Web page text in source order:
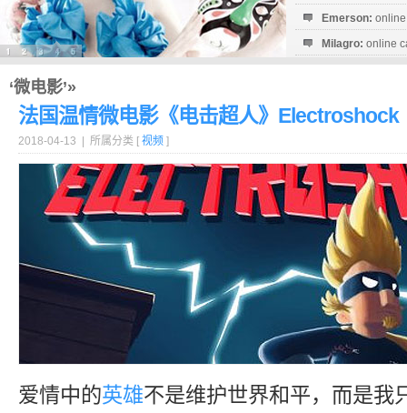
Emerson:
Milagro: online
‘微电影’»
法国温情微电影《电击超人》Electroshock
2018-04-13 | 所属分类 [ 视频 ]
爱情中的英雄不是维护世界和平，而是我